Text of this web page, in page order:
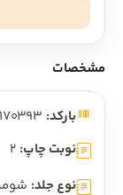
مشخصات
بارکد:
نوبت چاپ: 2
نوع جلد: